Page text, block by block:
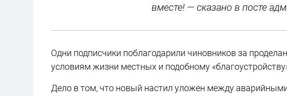
вместе! — сказано в посте
Одни подписчики поблагодарили чиновников за
условиям жизни местных и подобному
Дело в том, что новый настил уложен между